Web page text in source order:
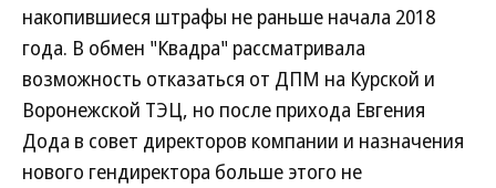
накопившиеся штрафы не раньше начала 2018
года. В обмен "Квадра" рассматривала
возможность отказаться от ДПМ на Курской и
Воронежской ТЭЦ, но после прихода Евгения
Дода в совет директоров компании и назначения
нового гендиректора больше этого не